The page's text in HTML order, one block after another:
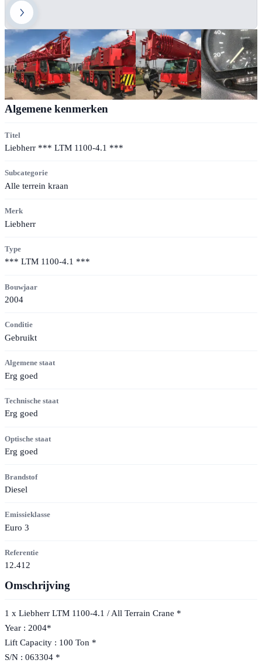
Algemene kenmerken
Titel
Liebherr *** LTM 1100-4.1 ***
Subcategorie
Alle terrein kraan
Merk
Liebherr
Type
*** LTM 1100-4.1 ***
Bouwjaar
2004
Conditie
Gebruikt
Algemene staat
Erg goed
Technische staat
Erg goed
Optische staat
Erg goed
Brandstof
Diesel
Emissieklasse
Euro 3
Referentie
12.412
Omschrijving
1 x Liebherr LTM 1100-4.1 / All Terrain Crane *
Year : 2004*
Lift Capacity : 100 Ton *
S/N : 063304 *